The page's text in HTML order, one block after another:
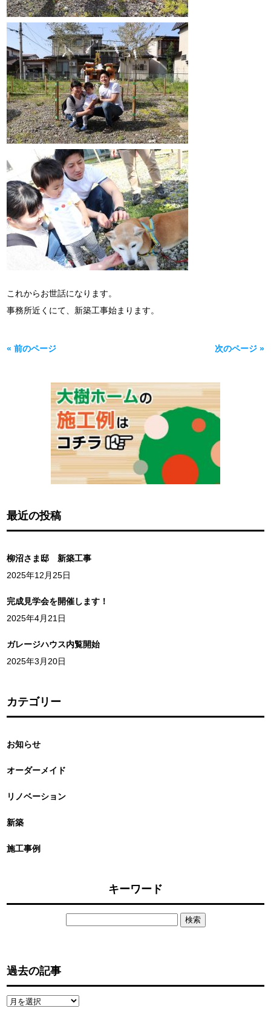
これからお世話になります。
事務所近くにて、新築工事始まります。
« 前のページ 次のページ »
最近の投稿
柳沼さま邸 新築工事
2025年12月25日
完成見学会を開催します！
2025年4月21日
ガレージハウス内覧開始
2025年3月20日
カテゴリー
お知らせ
オーダーメイド
リノベーション
新築
施工事例
キーワード
過去の記事
過